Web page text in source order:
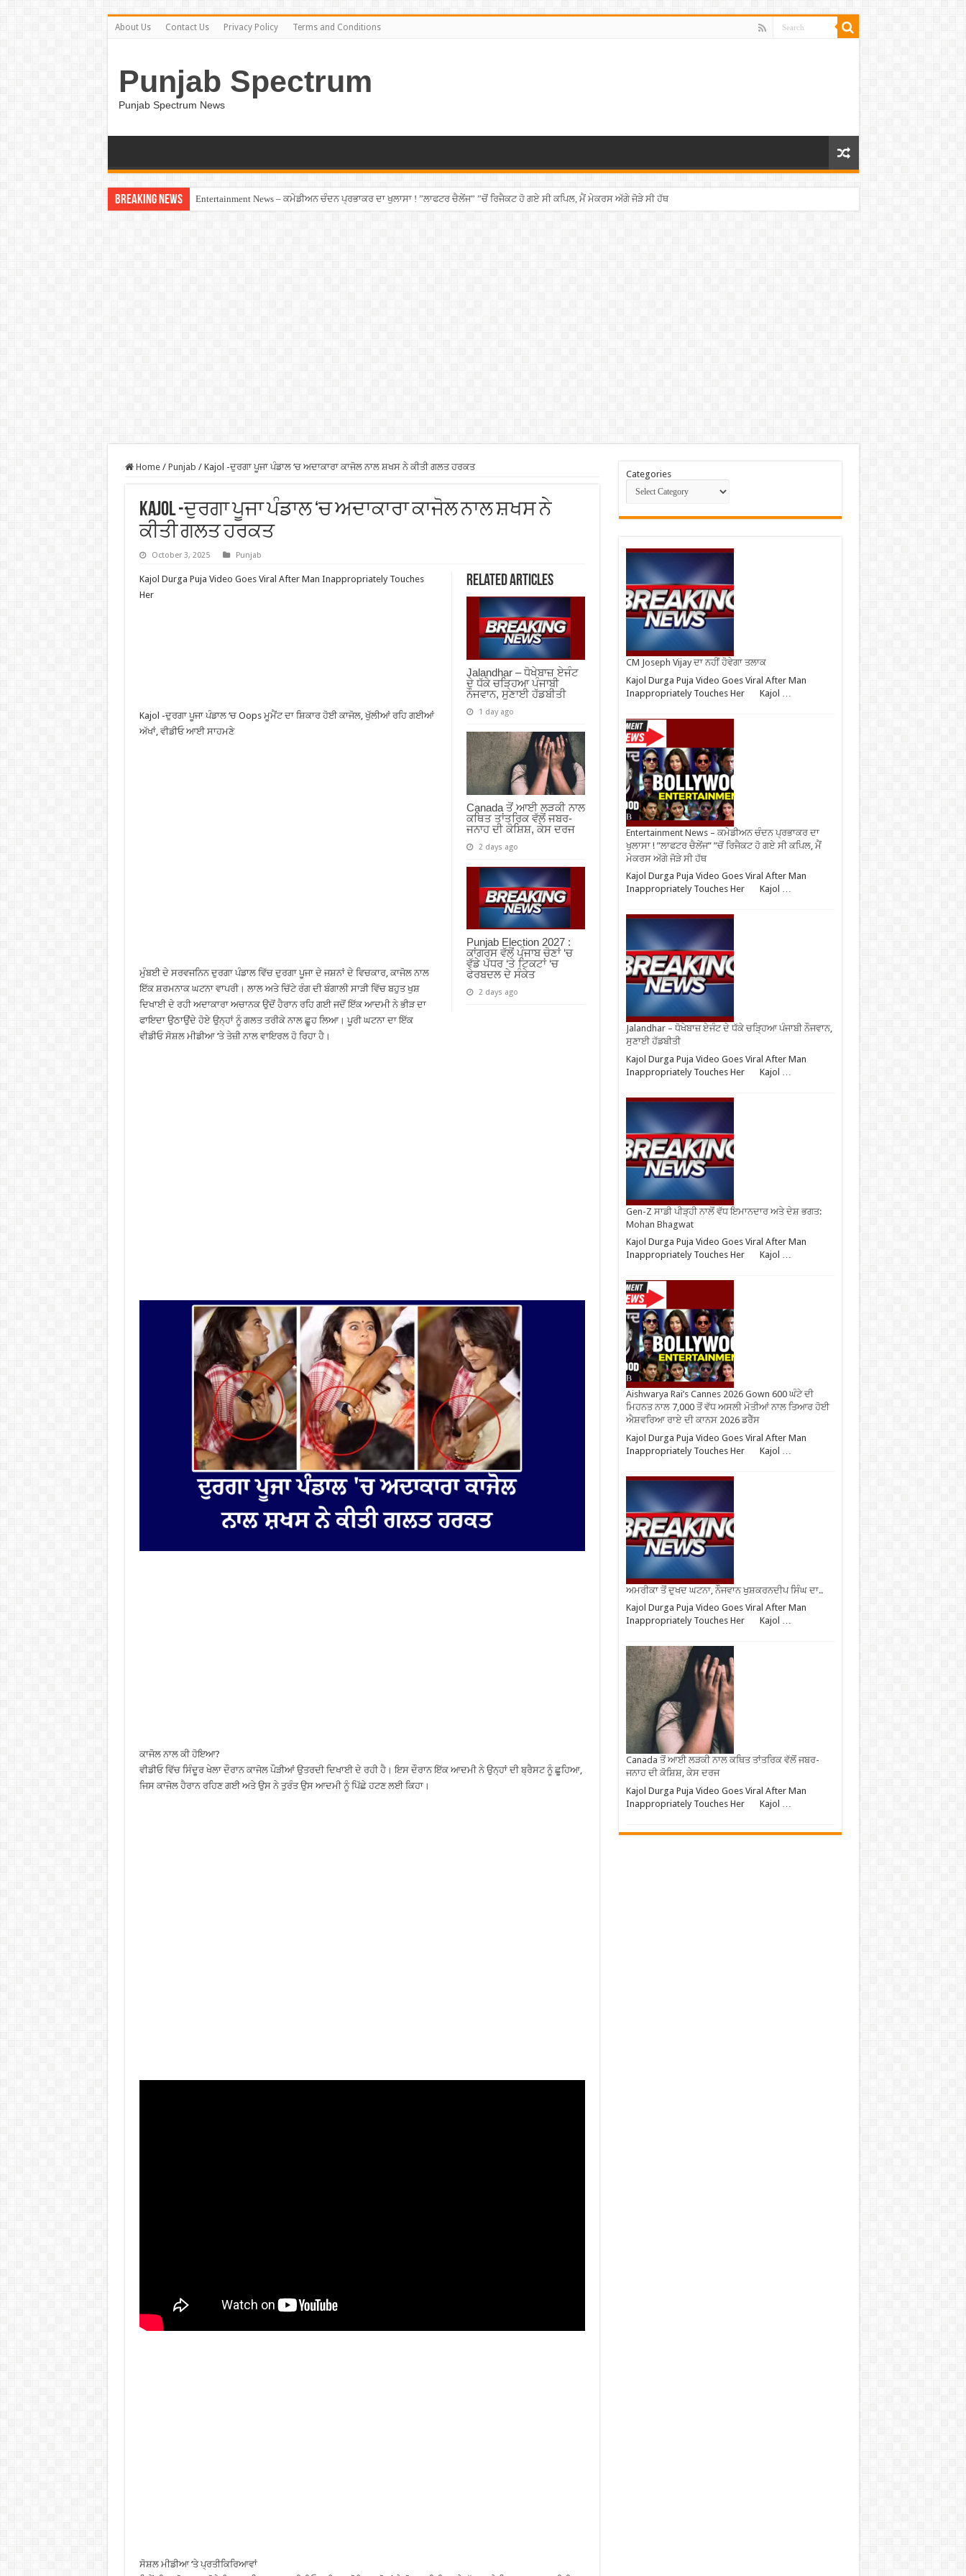
About Us Contact Us Privacy Policy Terms and Conditions
Punjab Spectrum
Punjab Spectrum News
Breaking News Entertainment News – ਕਮੇਡੀਅਨ ਚੰਦਨ ਪ੍ਰਭਾਕਰ ਦਾ ਖੁਲਾਸਾ ! ”ਲਾਫਟਰ ਚੈਲੇਂਜ” ”ਚੋਂ ਰਿਜੈਕਟ ਹੋ ਗਏ ਸੀ ਕਪਿਲ, ਮੈਂ ਮੇਕਰਸ ਅੱਗੇ ਜੋੜੇ ਸੀ ਹੱਥ
Home / Punjab / Kajol -ਦੁਰਗਾ ਪੂਜਾ ਪੰਡਾਲ ‘ਚ ਅਦਾਕਾਰਾ ਕਾਜੋਲ ਨਾਲ ਸ਼ਖਸ ਨੇ ਕੀਤੀ ਗਲਤ ਹਰਕਤ
Kajol -ਦੁਰਗਾ ਪੂਜਾ ਪੰਡਾਲ ‘ਚ ਅਦਾਕਾਰਾ ਕਾਜੋਲ ਨਾਲ ਸ਼ਖਸ ਨੇ
ਕੀਤੀ ਗਲਤ ਹਰਕਤ
October 3, 2025 Punjab
Related Articles
Jalandhar – ਧੋਖੇਬਾਜ਼ ਏਜੰਟ
ਦੇ ਧੱਕੇ ਚੜ੍ਹਿਆ ਪੰਜਾਬੀ
ਨੌਜਵਾਨ, ਸੁਣਾਈ ਹੱਡਬੀਤੀ
1 day ago
Canada ਤੋਂ ਆਈ ਲੜਕੀ ਨਾਲ
ਕਥਿਤ ਤਾਂਤਰਿਕ ਵੱਲੋਂ ਜਬਰ-
ਜਨਾਹ ਦੀ ਕੋਸ਼ਿਸ਼, ਕੇਸ ਦਰਜ
2 days ago
Punjab Election 2027 :
ਕਾਂਗਰਸ ਵੱਲੋਂ ਪੰਜਾਬ ਚੋਣਾਂ ‘ਚ
ਵੱਡੇ ਪੱਧਰ ‘ਤੇ ਟਿਕਟਾਂ ‘ਚ
ਫੇਰਬਦਲ ਦੇ ਸੰਕੇਤ
2 days ago
Kajol Durga Puja Video Goes Viral After Man Inappropriately Touches
Her
Kajol -ਦੁਰਗਾ ਪੂਜਾ ਪੰਡਾਲ ‘ਚ Oops ਮੂਮੈਂਟ ਦਾ ਸ਼ਿਕਾਰ ਹੋਈ ਕਾਜੋਲ, ਖੁੱਲੀਆਂ ਰਹਿ ਗਈਆਂ
ਅੱਖਾਂ, ਵੀਡੀਓ ਆਈ ਸਾਹਮਣੇ
ਮੁੰਬਈ ਦੇ ਸਰਵਜਨਿਨ ਦੁਰਗਾ ਪੰਡਾਲ ਵਿੱਚ ਦੁਰਗਾ ਪੂਜਾ ਦੇ ਜਸ਼ਨਾਂ ਦੇ ਵਿਚਕਾਰ, ਕਾਜੋਲ ਨਾਲ
ਇੱਕ ਸ਼ਰਮਨਾਕ ਘਟਨਾ ਵਾਪਰੀ। ਲਾਲ ਅਤੇ ਚਿੱਟੇ ਰੰਗ ਦੀ ਬੰਗਾਲੀ ਸਾੜੀ ਵਿੱਚ ਬਹੁਤ ਖੁਸ਼
ਦਿਖਾਈ ਦੇ ਰਹੀ ਅਦਾਕਾਰਾ ਅਚਾਨਕ ਉਦੋਂ ਹੈਰਾਨ ਰਹਿ ਗਈ ਜਦੋਂ ਇੱਕ ਆਦਮੀ ਨੇ ਭੀੜ ਦਾ
ਫਾਇਦਾ ਉਠਾਉਂਦੇ ਹੋਏ ਉਨ੍ਹਾਂ ਨੂੰ ਗਲਤ ਤਰੀਕੇ ਨਾਲ ਛੂਹ ਲਿਆ। ਪੂਰੀ ਘਟਨਾ ਦਾ ਇੱਕ
ਵੀਡੀਓ ਸੋਸ਼ਲ ਮੀਡੀਆ ‘ਤੇ ਤੇਜ਼ੀ ਨਾਲ ਵਾਇਰਲ ਹੋ ਰਿਹਾ ਹੈ।
ਕਾਜੋਲ ਨਾਲ ਕੀ ਹੋਇਆ?
ਵੀਡੀਓ ਵਿੱਚ ਸਿੰਦੂਰ ਖੇਲਾ ਦੌਰਾਨ ਕਾਜੋਲ ਪੌੜੀਆਂ ਉਤਰਦੀ ਦਿਖਾਈ ਦੇ ਰਹੀ ਹੈ। ਇਸ ਦੌਰਾਨ ਇੱਕ ਆਦਮੀ ਨੇ ਉਨ੍ਹਾਂ ਦੀ ਬ੍ਰੈਸਟ ਨੂੰ ਛੂਹਿਆ,
ਜਿਸ ਕਾਜੋਲ ਹੈਰਾਨ ਰਹਿਣ ਗਈ ਅਤੇ ਉਸ ਨੇ ਤੁਰੰਤ ਉਸ ਆਦਮੀ ਨੂੰ ਪਿੱਛੇ ਹਟਣ ਲਈ ਕਿਹਾ।
ਸੋਸ਼ਲ ਮੀਡੀਆ ‘ਤੇ ਪ੍ਰਤੀਕਿਰਿਆਵਾਂ
Categories
CM Joseph Vijay ਦਾ ਨਹੀਂ ਹੋਵੇਗਾ ਤਲਾਕ
Kajol Durga Puja Video Goes Viral After Man
Inappropriately Touches Her Kajol …
Entertainment News – ਕਮੇਡੀਅਨ ਚੰਦਨ ਪ੍ਰਭਾਕਰ ਦਾ
ਖੁਲਾਸਾ ! ”ਲਾਫਟਰ ਚੈਲੇਂਜ” ”ਚੋਂ ਰਿਜੈਕਟ ਹੋ ਗਏ ਸੀ ਕਪਿਲ, ਮੈਂ
ਮੇਕਰਸ ਅੱਗੇ ਜੋੜੇ ਸੀ ਹੱਥ
Kajol Durga Puja Video Goes Viral After Man
Inappropriately Touches Her Kajol …
Jalandhar – ਧੋਖੇਬਾਜ਼ ਏਜੰਟ ਦੇ ਧੱਕੇ ਚੜ੍ਹਿਆ ਪੰਜਾਬੀ ਨੌਜਵਾਨ,
ਸੁਣਾਈ ਹੱਡਬੀਤੀ
Kajol Durga Puja Video Goes Viral After Man
Inappropriately Touches Her Kajol …
Gen-Z ਸਾਡੀ ਪੀੜ੍ਹੀ ਨਾਲੋਂ ਵੱਧ ਇਮਾਨਦਾਰ ਅਤੇ ਦੇਸ਼ ਭਗਤ:
Mohan Bhagwat
Kajol Durga Puja Video Goes Viral After Man
Inappropriately Touches Her Kajol …
Aishwarya Rai’s Cannes 2026 Gown 600 ਘੰਟੇ ਦੀ
ਮਿਹਨਤ ਨਾਲ 7,000 ਤੋਂ ਵੱਧ ਅਸਲੀ ਮੋਤੀਆਂ ਨਾਲ ਤਿਆਰ ਹੋਈ
ਐਸ਼ਵਰਿਆ ਰਾਏ ਦੀ ਕਾਨਸ 2026 ਡਰੈੱਸ
Kajol Durga Puja Video Goes Viral After Man
Inappropriately Touches Her Kajol …
ਅਮਰੀਕਾ ਤੋਂ ਦੁਖਦ ਘਟਨਾ, ਨੌਜਵਾਨ ਖੁਸ਼ਕਰਨਦੀਪ ਸਿੰਘ ਦਾ..
Kajol Durga Puja Video Goes Viral After Man
Inappropriately Touches Her Kajol …
Canada ਤੋਂ ਆਈ ਲੜਕੀ ਨਾਲ ਕਥਿਤ ਤਾਂਤਰਿਕ ਵੱਲੋਂ ਜਬਰ-
ਜਨਾਹ ਦੀ ਕੋਸ਼ਿਸ਼, ਕੇਸ ਦਰਜ
Kajol Durga Puja Video Goes Viral After Man
Inappropriately Touches Her Kajol …